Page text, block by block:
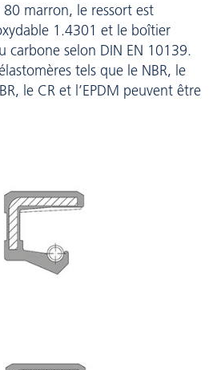
marron, le ressort est
1.4301 et le boîtier
carbone selon DIN EN 10139.
tels que le NBR, le
le CR et l’EPDM peuvent être